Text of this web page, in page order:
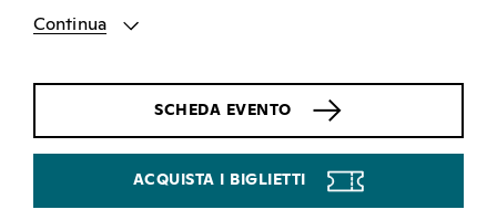
Continua
SCHEDA EVENTO
ACQUISTA I BIGLIETTI